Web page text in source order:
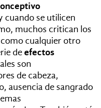
cuando se utilicen
muchos critican los
cualquier otro
deefectos
son
de cabeza,
ausencia desangrado